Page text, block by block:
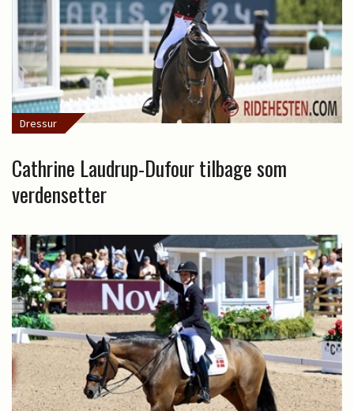
Dressur
Cathrine Laudrup-Dufour tilbage som
verdensetter